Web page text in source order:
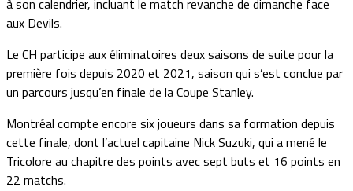
à son calendrier, incluant le match revanche de dimanche face
aux Devils.
Le CH participe aux éliminatoires deux saisons de suite pour la
première fois depuis 2020 et 2021, saison qui s’est conclue par
un parcours jusqu’en finale de la Coupe Stanley.
Montréal compte encore six joueurs dans sa formation depuis
cette finale, dont l’actuel capitaine Nick Suzuki, qui a mené le
Tricolore au chapitre des points avec sept buts et 16 points en
22 matchs.